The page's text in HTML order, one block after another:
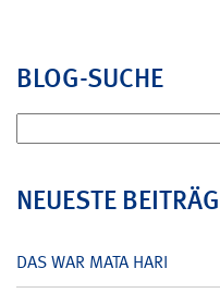
BLOG-SUCHE
nach:
NEUESTE
DAS WAR MATA HARI